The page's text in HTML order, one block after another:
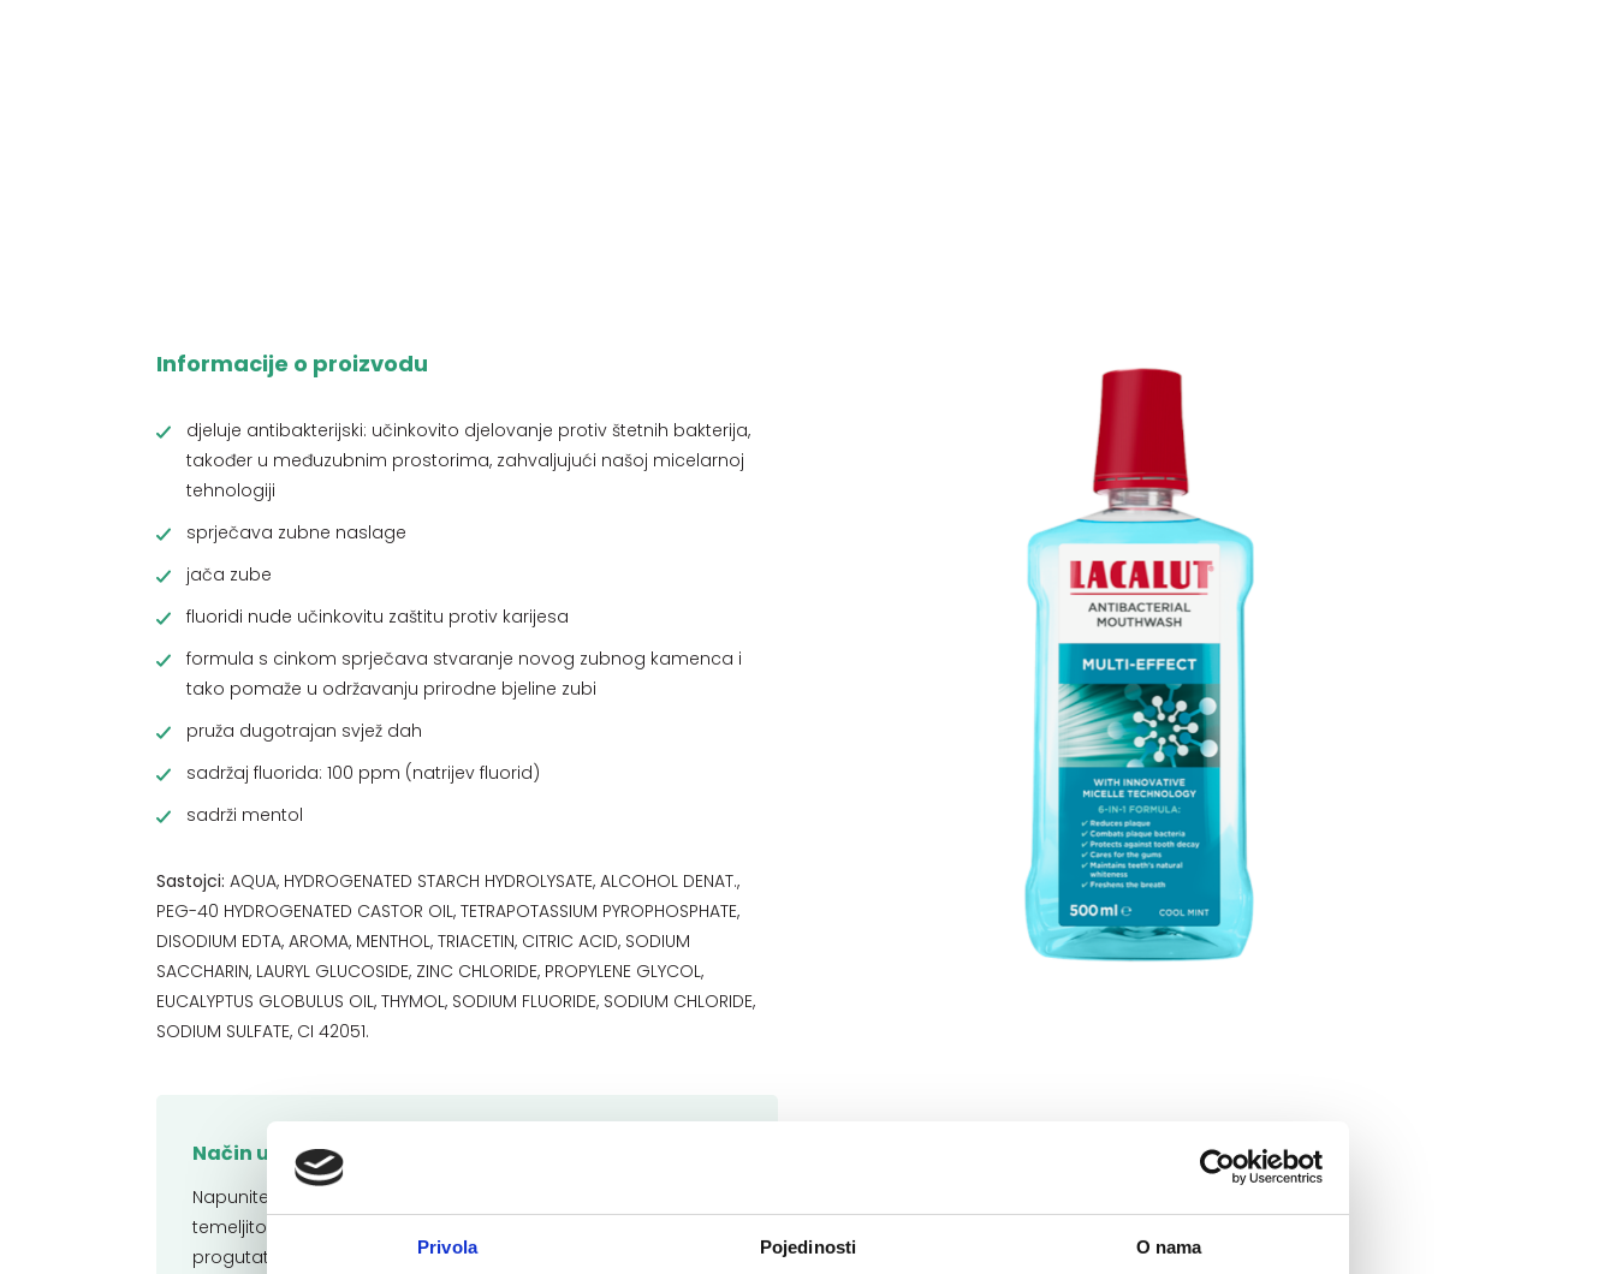
Privola Pojedinosti O nama
Informacije o proizvodu
djeluje antibakterijski: učinkovito djelovanje protiv štetnih bakterija,
također u međuzubnim prostorima, zahvaljujući našoj micelarnoj
tehnologiji
sprječava zubne naslage
jača zube
fluoridi nude učinkovitu zaštitu protiv karijesa
formula s cinkom sprječava stvaranje novog zubnog kamenca i
tako pomaže u održavanju prirodne bjeline zubi
pruža dugotrajan svjež dah
sadržaj fluorida: 100 ppm (natrijev fluorid)
sadrži mentol
Sastojci: AQUA, HYDROGENATED STARCH HYDROLYSATE, ALCOHOL DENAT.,
PEG-40 HYDROGENATED CASTOR OIL, TETRAPOTASSIUM PYROPHOSPHATE,
DISODIUM EDTA, AROMA, MENTHOL, TRIACETIN, CITRIC ACID, SODIUM
SACCHARIN, LAURYL GLUCOSIDE, ZINC CHLORIDE, PROPYLENE GLYCOL,
EUCALYPTUS GLOBULUS OIL, THYMOL, SODIUM FLUORIDE, SODIUM CHLORIDE,
SODIUM SULFATE, CI 42051.
Način uporabe:
Napunite zatvarač s 15 ml otopine (oko pola zatvarača),
temeljito isperite oko 30 sekundi, a zatim ispljunite. Nemojte
progutati. Nakon toga nemojte ispirati vodom. Samo za